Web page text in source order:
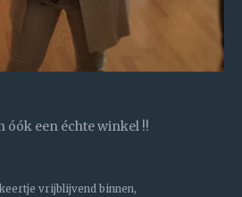
óók een échte winkel !!
vrijblijvend binnen,